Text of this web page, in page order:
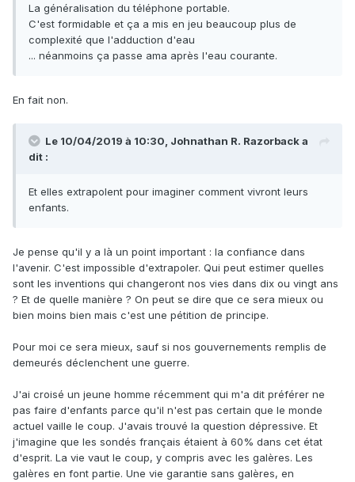
La généralisation du téléphone portable.
C'est formidable et ça a mis en jeu beaucoup plus de
complexité que l'adduction d'eau
... néanmoins ça passe ama après l'eau courante.
En fait non.
Le 10/04/2019 à 10:30, Johnathan R. Razorbacka
dit :
Et elles extrapolent pour imaginer comment vivront leurs
enfants.
Je pense qu'il y a là un point important : la confiance dans
l'avenir. C'est impossible d'extrapoler. Qui peut estimer quelles
sont les inventions qui changeront nos vies dans dix ou vingt ans
? Et de quelle manière ? On peut se dire que ce sera mieux ou
bien moins bien mais c'est une pétition de principe.
Pour moi ce sera mieux, sauf si nos gouvernements remplis de
demeurés déclenchent une guerre.
J'ai croisé un jeune homme récemment qui m'a dit préférer ne
pas faire d'enfants parce qu'il n'est pas certain que le monde
actuel vaille le coup. J'avais trouvé la question dépressive. Et
j'imagine que les sondés français étaient à 60% dans cet état
d'esprit. La vie vaut le coup, y compris avec les galères. Les
galères en font partie. Une vie garantie sans galères, en